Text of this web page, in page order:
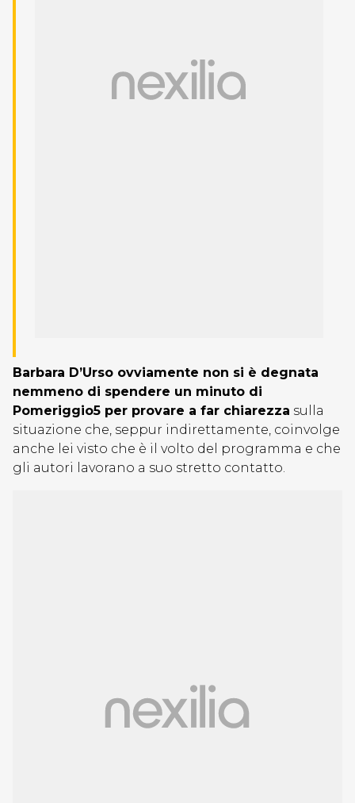
Barbara D’Urso ovviamente non si è degnata
nemmeno di spendere un minuto di
Pomeriggio5 per provare a far chiarezza sulla
situazione che, seppur indirettamente, coinvolge
anche lei visto che è il volto del programma e che
gli autori lavorano a suo stretto contatto.